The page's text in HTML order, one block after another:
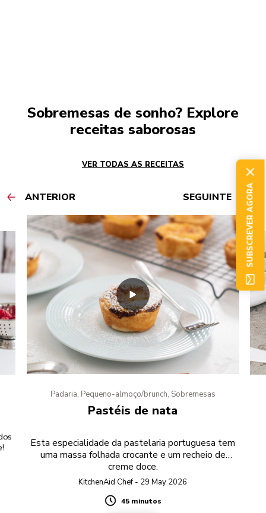
Sobremesas de sonho? Explore
receitas saborosas
VER TODAS AS RECEITAS
ANTERIOR SEGUINTE
Padaria, Pequeno-almoço/brunch, Sobremesas
Pastéis de nata
Esta especialidade da pastelaria portuguesa tem
uma massa folhada crocante e um recheio de
creme doce.
KitchenAid Chef - 29 May 2026
Duration
45 minutos
SUBSCREVER AGORA